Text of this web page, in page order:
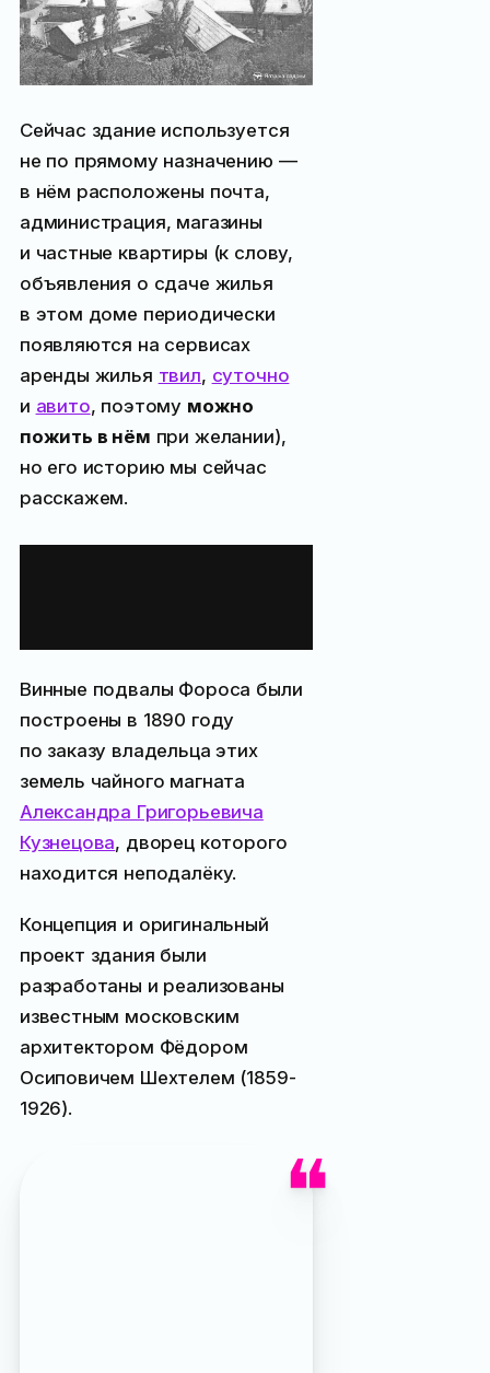
Сейчас здание используется
не по прямому назначению —
в нём расположены почта,
администрация, магазины
и частные квартиры (к слову,
объявления о сдаче жилья
в этом доме периодически
появляются на сервисах
аренды жилья твил, суточно
и авито, поэтому можно
пожить в нём при желании),
но его историю мы сейчас
расскажем.
Винные подвалы Фороса были
построены в 1890 году
по заказу владельца этих
земель чайного магната
Александра Григорьевича
Кузнецова, дворец которого
находится неподалёку.
Концепция и оригинальный
проект здания были
разработаны и реализованы
известным московским
архитектором Фёдором
Осиповичем Шехтелем (1859-
1926).